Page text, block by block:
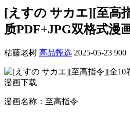
[えすの サカエ][至高
质PDF+JPG双格式漫
枯藤老树 高品甄选 2025-05-23 900
漫画名称：至高指令